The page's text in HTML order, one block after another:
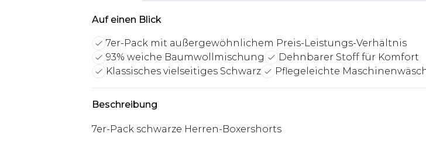
Auf einen Blick
7er-Pack mit außergewöhnlichem Preis-Leistungs-Verhältnis
93% weiche Baumwollmischung
Dehnbarer Stoff für Komfort
Klassisches vielseitiges Schwarz
Pflegeleichte
Beschreibung
7er-Pack schwarze Herren-Boxershorts